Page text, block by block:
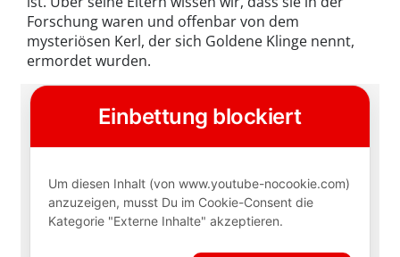
Forschung waren und offenbar von dem
mysteriösen Kerl, der sich Goldene Klinge nennt,
ermordet wurden.